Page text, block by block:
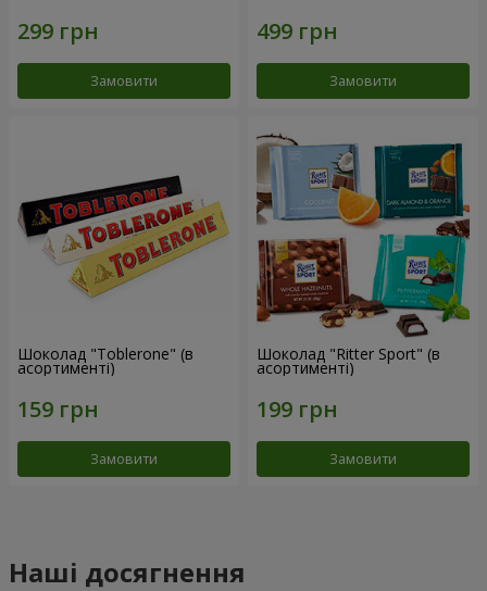
Замовити Замовити
Шоколад "Toblerone" (в
асортименті)
Замовити
Шоколад "Ritter Sport" (в
асортименті)
Замовити
Наші досягнення